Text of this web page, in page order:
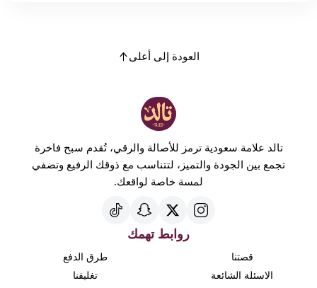
العودة إلى أعلى
تالد علامة سعودية ترمز للأصالة والرقي، تُقدم سبح فاخرة
تجمع بين الجودة والتميز، لتتناسب مع ذوقك الرفيع وتضفي
لمسة خاصة لواقعك.
روابط تهمك
قصتنا
الاسئلة الشائعة
طرق الدفع
تغليفنا